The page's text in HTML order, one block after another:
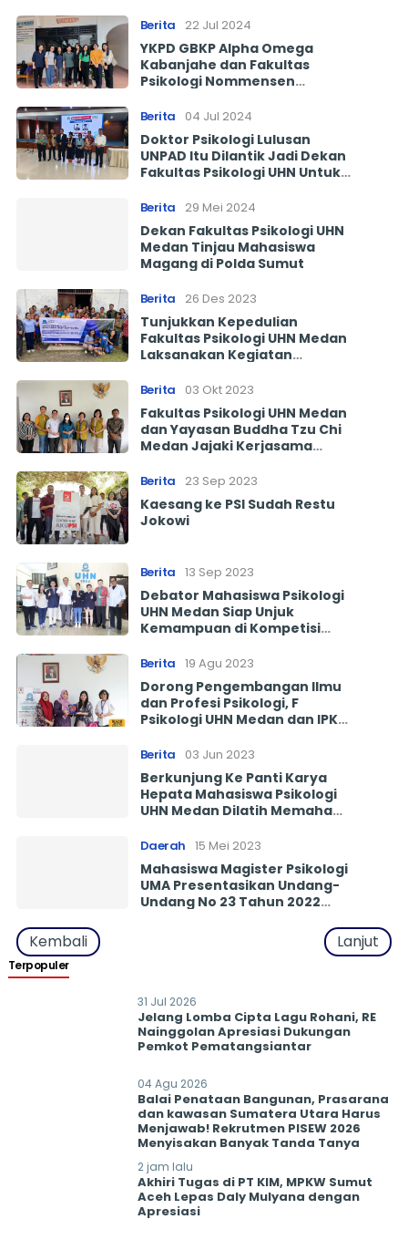
Berita 22 Jul 2024
YKPD GBKP Alpha Omega
Kabanjahe dan Fakultas
Psikologi Nommensen
Psikologis dalam
Pengembangan Potensi Anak
Berkebutuhan Khusus
Berita 04 Jul 2024
Doktor Psikologi Lulusan
UNPAD Itu Dilantik Jadi Dekan
Fakultas Psikologi UHN Untuk
Berita 29 Mei 2024
Dekan Fakultas Psikologi UHN
Medan Tinjau Mahasiswa
Magang di Polda Sumut
Berita 26 Des 2023
Tunjukkan Kepedulian
Fakultas Psikologi UHN Medan
Laksanakan Kegiatan
Simangulampe
Berita 03 Okt 2023
Fakultas Psikologi UHN Medan
dan Yayasan Buddha Tzu Chi
Medan Jajaki Kerjasama
Lapas
Berita 23 Sep 2023
Kaesang ke PSI Sudah Restu
Jokowi
Berita 13 Sep 2023
Debator Mahasiswa Psikologi
UHN Medan Siap Unjuk
Kemampuan di Kompetisi
(KDMI) Tahun 2023
Berita 19 Agu 2023
Dorong Pengembangan Ilmu
dan Profesi Psikologi, F
Psikologi UHN Medan dan IPK
Berita 03 Jun 2023
Berkunjung Ke Panti Karya
Hepata Mahasiswa Psikologi
UHN Medan Dilatih Memahami
Kepedulian Kepada Kaum
Disabilitas
Daerah 15 Mei 2023
Mahasiswa Magister Psikologi
UMA Presentasikan Undang-
Undang No 23 Tahun 2022
Kembali Lanjut
Terpopuler
31 Jul 2026
Jelang Lomba Cipta Lagu Rohani, RE
Nainggolan Apresiasi Dukungan
Pemkot Pematangsiantar
04 Agu 2026
Balai Penataan Bangunan, Prasarana
dan kawasan Sumatera Utara Harus
Menjawab! Rekrutmen PISEW 2026
Menyisakan Banyak Tanda Tanya
2 jam lalu
Akhiri Tugas di PT KIM, MPKW Sumut
Aceh Lepas Daly Mulyana dengan
Apresiasi